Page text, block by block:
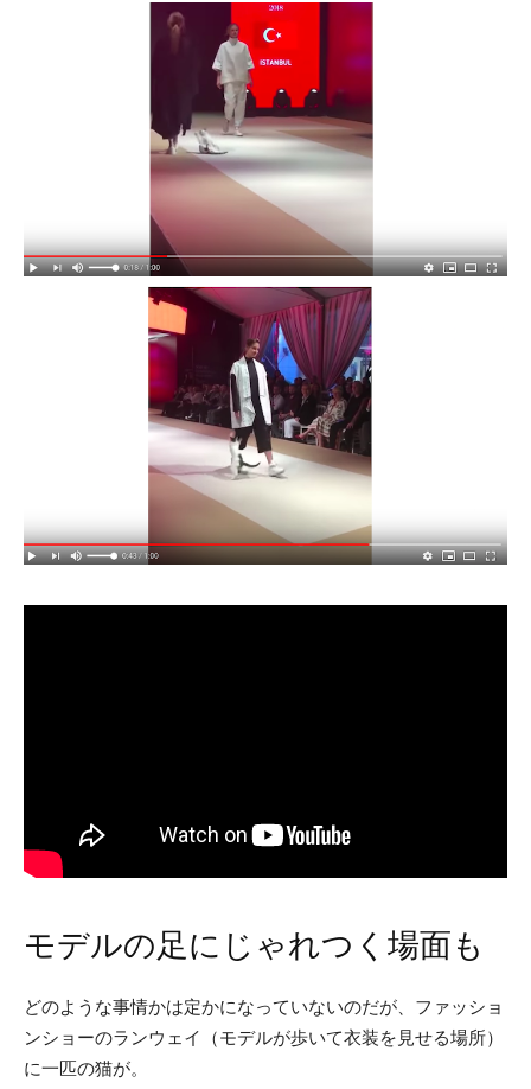
モデルの足にじゃれつく場面も
どのような事情かは定かになっていないのだが、ファッショ
ンショーのランウェイ（モデルが歩いて衣装を見せる場所）
に一匹の猫が。